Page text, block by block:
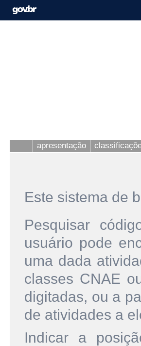
apresentação
Este sistema de
Pesquisar
usuário pode
uma dada
classes CNAE
digitadas, ou a
de atividades a
Indicar a